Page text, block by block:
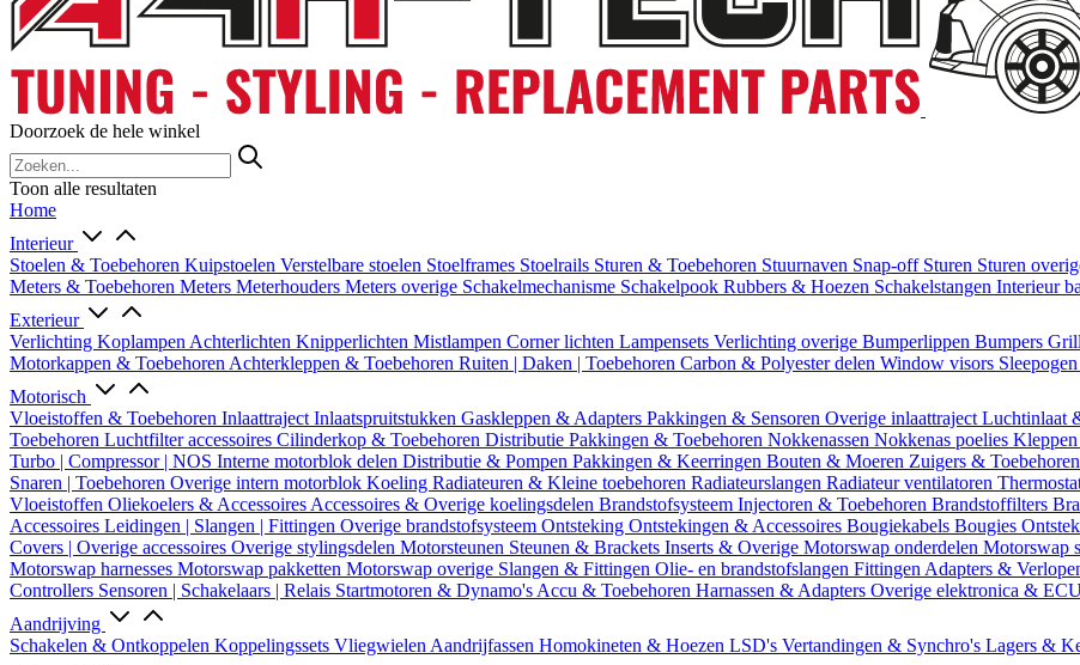
Doorzoek de hele winkel
Toon alle resultaten
Home
Interieur
Stoelen & Toebehoren Kuipstoelen Verstelbare stoelen Stoelframes Stoelrails Sturen & Toebehoren Stuurnaven Snap-off Sturen Sturen
Meters & Toebehoren Meters Meterhouders Meters overige Schakelmechanisme Schakelpook Rubbers & Hoezen Schakelstangen Interieur
Exterieur
Verlichting Koplampen Achterlichten Knipperlichten Mistlampen Corner lichten Lampensets Verlichting overige Bumperlippen Bumpers Grill
Motorkappen & Toebehoren Achterkleppen & Toebehoren Ruiten | Daken | Toebehoren Carbon & Polyester delen Window visors Sleepogen
Motorisch
Vloeistoffen & Toebehoren Inlaattraject Inlaatspruitstukken Gaskleppen & Adapters Pakkingen & Sensoren Overige inlaattraject Luchtinlaat
Toebehoren Luchtfilter accessoires Cilinderkop & Toebehoren Distributie Pakkingen & Toebehoren Nokkenassen Nokkenas poelies
Turbo | Compressor | NOS Interne motorblok delen Distributie & Pompen Pakkingen & Keerringen Bouten & Moeren Zuigers & Toebehoren
Snaren | Toebehoren Overige intern motorblok Koeling Radiateuren & Kleine toebehoren Radiateurslangen Radiateur ventilatoren
Vloeistoffen Oliekoelers & Accessoires Accessoires & Overige koelingsdelen Brandstofsysteem Injectoren & Toebehoren Brandstoffilters
Accessoires Leidingen | Slangen | Fittingen Overige brandstofsysteem Ontsteking Ontstekingen & Accessoires Bougiekabels Bougies
Covers | Overige accessoires Overige stylingsdelen Motorsteunen Steunen & Brackets Inserts & Overige Motorswap onderdelen Motorswap
Motorswap harnesses Motorswap pakketten Motorswap overige Slangen & Fittingen Olie- en brandstofslangen Fittingen Adapters &
Controllers Sensoren | Schakelaars | Relais Startmotoren & Dynamo's Accu & Toebehoren Harnassen & Adapters Overige elektronica &
Aandrijving
Schakelen & Ontkoppelen Koppelingssets Vliegwielen Aandrijfassen Homokineten & Hoezen LSD's Vertandingen & Synchro's Lagers &